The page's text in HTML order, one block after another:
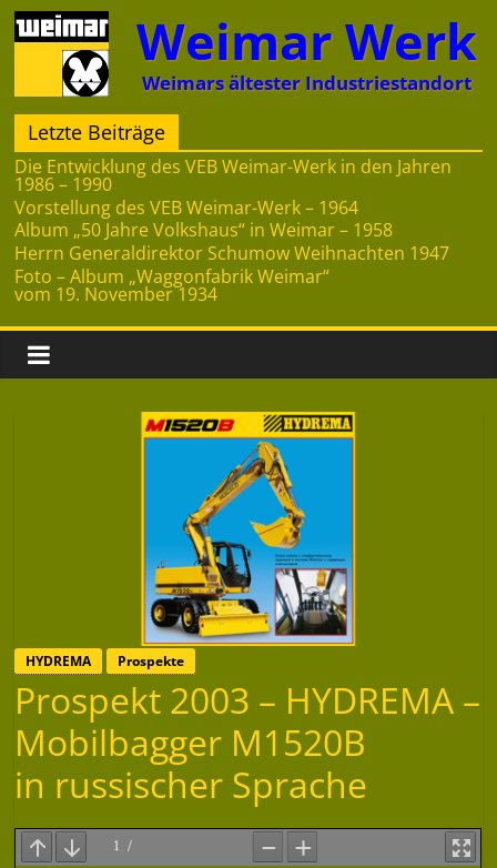
Zum
Inhalt
springen
Weimar Werk
Weimars ältester Industriestandort
Letzte Beiträge
Die Entwicklung des VEB Weimar-Werk in den Jahren
1986 – 1990
Vorstellung des VEB Weimar-Werk – 1964
Album „50 Jahre Volkshaus“ in Weimar – 1958
Herrn Generaldirektor Schumow Weihnachten 1947
Foto – Album „Waggonfabrik Weimar“
vom 19. November 1934
HYDREMA Prospekte
Prospekt 2003 – HYDREMA –
Mobilbagger M1520B
in russischer Sprache